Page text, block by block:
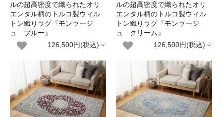
ルの超高密度で織られたオリ
エンタル柄のトルコ製ウィル
トン織りラグ『モンラージ
ュ ブルー』
126,500円(税込)～
ルの超高密度で織られたオリ
エンタル柄のトルコ製ウィル
トン織りラグ『モンラージ
ュ クリーム』
126,500円(税込)～